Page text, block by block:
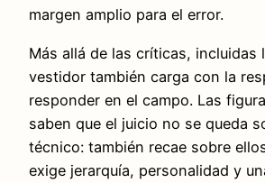
margen amplio para el error.
Más allá de las críticas, incluidas
vestidor también carga con la
responder en el campo. Las
saben que el juicio no se queda
técnico: también recae sobre
exige jerarquía, personalidad y